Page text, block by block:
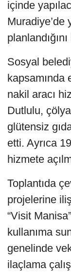
içinde
Muradiye’de
Sosyal
kapsamında
nakil aracı
Dutlulu,
glütensiz
etti. Ayrıca
hizmete
Toplantıda
projelerine
“Visit
kullanıma
genelinde
ilaçlama